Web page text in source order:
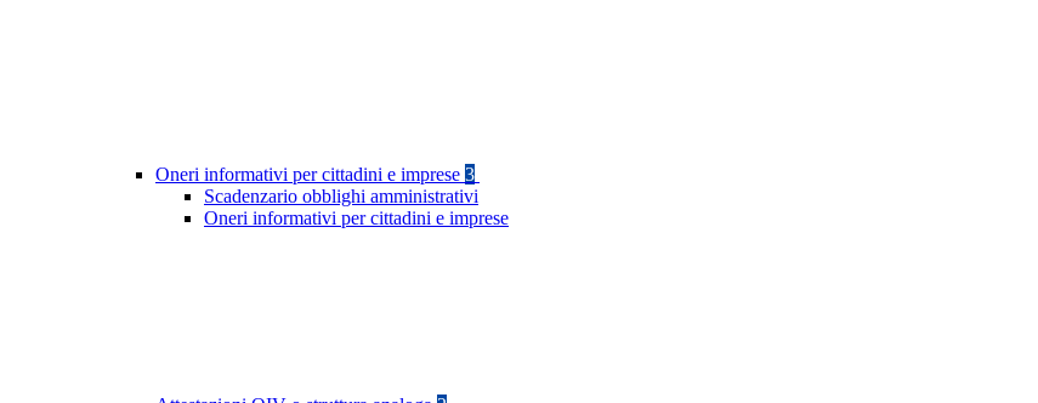
Oneri informativi per cittadini e imprese 3
Scadenzario obblighi amministrativi
Oneri informativi per cittadini e imprese